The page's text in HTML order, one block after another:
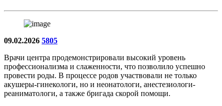
09.02.2026 5805
Врачи центра продемонстрировали высокий уровень
профессионализма и слаженности, что позволило успешно
провести роды. В процессе родов участвовали не только
акушеры-гинекологи, но и неонатологи, анестезиологи-
реаниматологи, а также бригада скорой помощи.